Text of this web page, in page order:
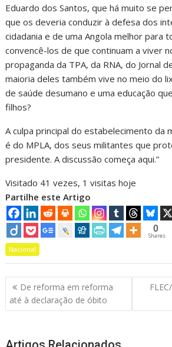
Eduardo dos Santos, que há muito se
que os deveria conduzir à defesa dos
cidadania e de uma Angola melhor para
convencê-los de que continuam a viver
propaganda da TPA, da RNA, do Jornal
maioria deles também vive no meio do
de saúde desumano e uma educação
filhos?
A culpa principal do estabelecimento da
é do MPLA, dos seus militantes que
presidente. A discussão começa aqui.”
Visitado 41 vezes, 1 visitas hoje
Partilhe este Artigo
0
Shares
Nacional
Navegação
de
artigos
De reforma em reforma
até à declaração de óbito